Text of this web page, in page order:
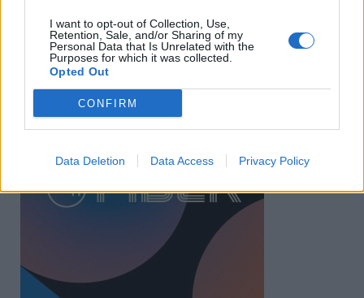
I want to opt-out of Collection, Use,
Retention, Sale, and/or Sharing of my
Personal Data that Is Unrelated with the
Purposes for which it was collected.
Opted Out
CONFIRM
Data Deletion Data Access Privacy Policy